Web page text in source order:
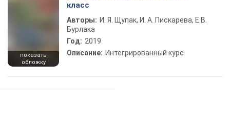
показать
обложку
класс
Авторы: И. Я. Щупак, И. А. Пискарева, Е.В.
Бурлака
Год: 2019
Описание: Интегрированный курс